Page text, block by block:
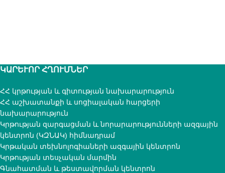
ԿԱՐԵՒՈՐ ՀՂՈՒՄՆԵՐ
ՀՀ կրթության և գիտության նախարարություն
ՀՀ աշխատանքի և սոցիալական հարցերի
նախարարություն
Կրթության զարգացման և նորարարությունների ազգային
կենտրոն (ԿԶՆԱԿ) հիմնադրամ
Կրթական տեխնոլոգիաների ազգային կենտրոն
Կրթության տեսչական մարմին
Գնահատման և թեստավորման կենտրոն